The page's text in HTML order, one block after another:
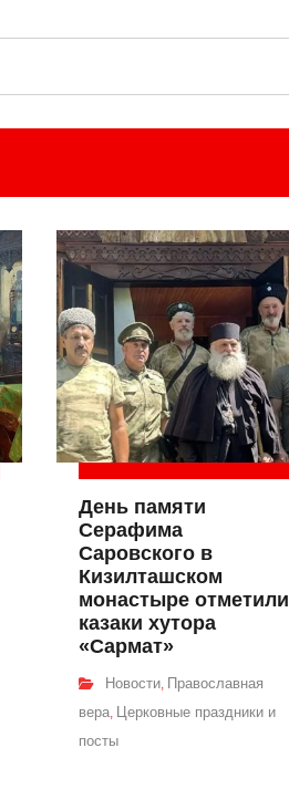
День памяти
Серафима
Саровского в
Кизилташском
монастыре отметили
казаки хутора
«Сармат»
Новости, Православная
вера, Церковные праздники и
посты